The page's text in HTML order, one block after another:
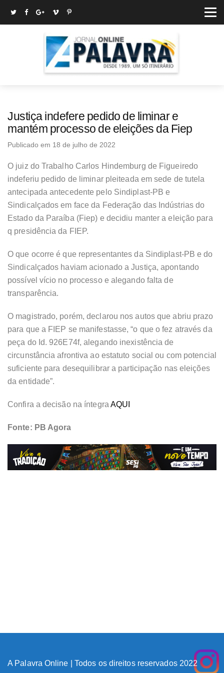
Justiça indefere pedido de liminar e
mantém processo de eleições da Fiep
Publicado em 18 de julho de 2022
O juiz do Trabalho Carlos Hindemburg de Figueiredo
indeferiu pedido de liminar pleiteada em sede de tutela
antecipada antecedente pelo Sindiplast-PB e
Sindicalçados em face da Federação das Indústrias do
Estado da Paraíba (Fiep) e decidiu manter a eleição para
q presidência da FIEP.
O que ocorre é que representantes da Sindiplast-PB e do
Sindicalçados haviam acionado a Justiça, apontando
possível vício no processo e alegando falta de
transparência.
O magistrado, porém, declarou nos autos que abriu prazo
para que a FIEP se manifestasse, “o que o fez através da
peça do Id. 926E74f, alegando inexistência de
circunstância afrontiva ao estatuto social ou com potencial
suficiente para desequilibrar a participação nas eleições
da entidade”.
Confira a decisão na íntegra AQUI
Fonte: PB Agora
A Palavra Online | Todos os direitos reservados 2022